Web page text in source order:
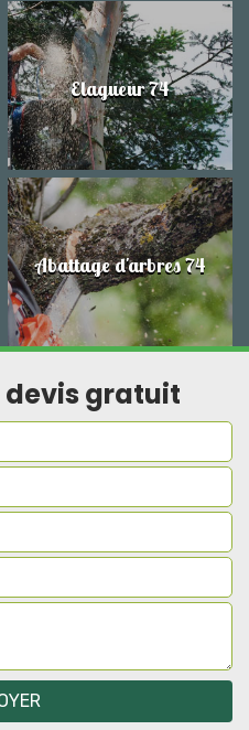
Elagueur 74
Abattage d'arbres 74
devis gratuit